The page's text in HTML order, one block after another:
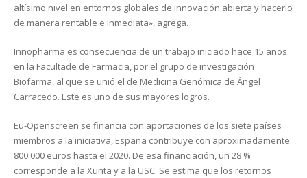
altísimo nivel en entornos globales de innovación abierta y hacerlo
de manera rentable e inmediata», agrega.
Innopharma es consecuencia de un trabajo iniciado hace 15 años
en la Facultade de Farmacia, por el grupo de investigación
Biofarma, al que se unió el de Medicina Genómica de Ángel
Carracedo. Este es uno de sus mayores logros.
Eu-Openscreen se financia con aportaciones de los siete países
miembros a la iniciativa, España contribuye con aproximadamente
800.000 euros hasta el 2020. De esa financiación, un 28 %
corresponde a la Xunta y a la USC. Se estima que los retornos